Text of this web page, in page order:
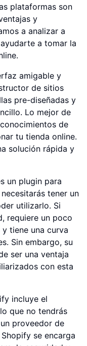
plataformas son
y
a analizar a
a tomar la
amigable y
de sitios
pre-diseñadas y
Lo mejor de
de
tu tienda online.
solución rápida y
un plugin para
tener un
utilizarlo. Si
requiere un poco
tiene una curva
Sin embargo, su
ser una ventaja
con esta
incluye el
que no tendrás
proveedor de
se encarga